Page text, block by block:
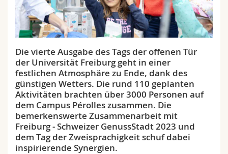
Math.-Nat. und Med. Fak.
Interfakultär
Mitarbeitende
Doktorierende
Webmail
Vorlesungsverzeichnis
MyUnifr
Die vierte Ausgabe des Tags der offenen Tür
der Universität Freiburg geht in einer
festlichen Atmosphäre zu Ende, dank des
günstigen Wetters. Die rund 110 geplanten
Aktivitäten brachten über 3000 Personen auf
dem Campus Pérolles zusammen. Die
bemerkenswerte Zusammenarbeit mit
Freiburg - Schweizer GenussStadt 2023 und
dem Tag der Zweisprachigkeit schuf dabei
inspirierende Synergien.